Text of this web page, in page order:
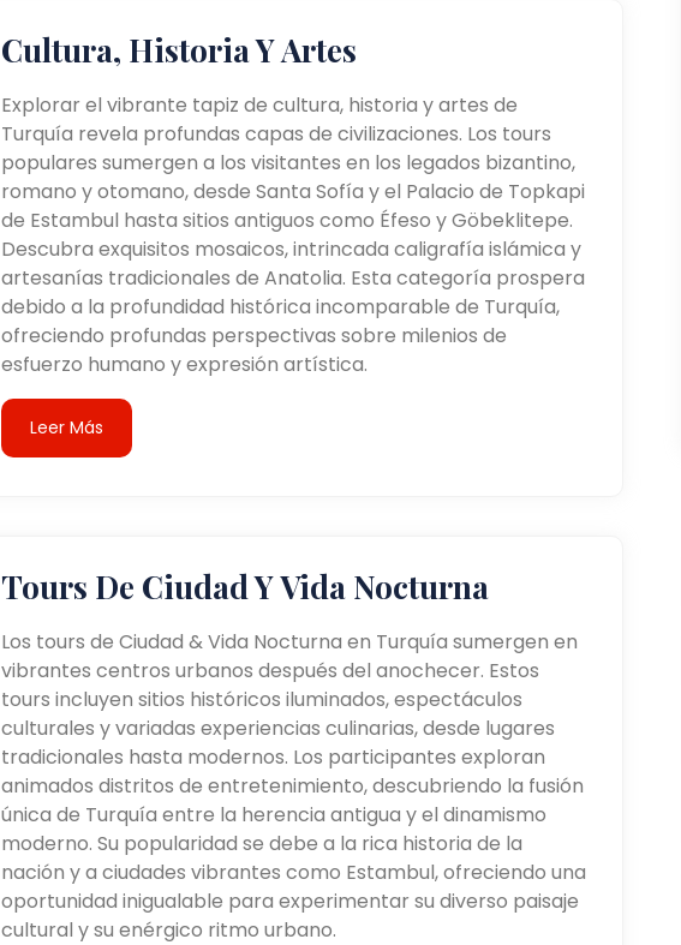
Cultura, Historia Y Artes
Explorar el vibrante tapiz de cultura, historia y artes de
Turquía revela profundas capas de civilizaciones. Los tours
populares sumergen a los visitantes en los legados bizantino,
romano y otomano, desde Santa Sofía y el Palacio de Topkapi
de Estambul hasta sitios antiguos como Éfeso y Göbeklitepe.
Descubra exquisitos mosaicos, intrincada caligrafía islámica y
artesanías tradicionales de Anatolia. Esta categoría prospera
debido a la profundidad histórica incomparable de Turquía,
ofreciendo profundas perspectivas sobre milenios de
esfuerzo humano y expresión artística.
Leer Más
Tours De Ciudad Y Vida Nocturna
Los tours de Ciudad & Vida Nocturna en Turquía sumergen en
vibrantes centros urbanos después del anochecer. Estos
tours incluyen sitios históricos iluminados, espectáculos
culturales y variadas experiencias culinarias, desde lugares
tradicionales hasta modernos. Los participantes exploran
animados distritos de entretenimiento, descubriendo la fusión
única de Turquía entre la herencia antigua y el dinamismo
moderno. Su popularidad se debe a la rica historia de la
nación y a ciudades vibrantes como Estambul, ofreciendo una
oportunidad inigualable para experimentar su diverso paisaje
cultural y su enérgico ritmo urbano.